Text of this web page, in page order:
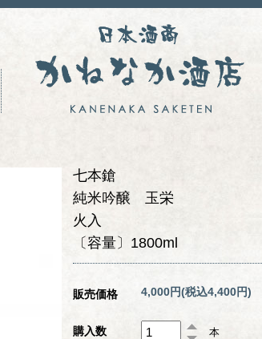
七本鎗
純米吟醸 玉栄
火入
〔容量〕1800ml
販売価格 4,000円(税込4,400円)
購入数 本